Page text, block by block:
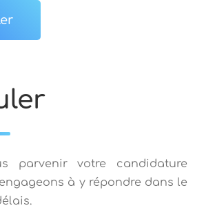
parvenir votre candidature
à y répondre dans le